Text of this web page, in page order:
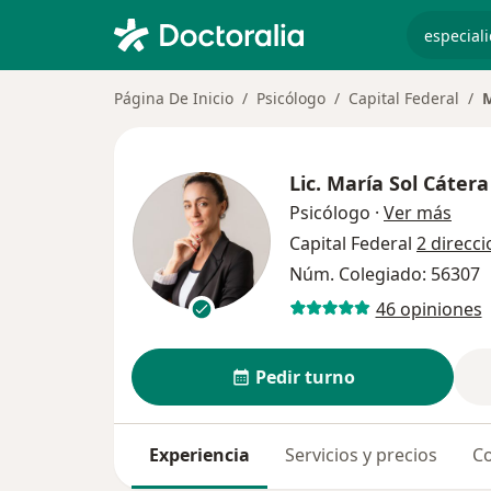
Página De Inicio Psicólogo Capital Federal
Lic. María Sol Cátera
Psicólogo · Ver más
Capital Federal 2
Núm. Colegiado: 56307
46 opiniones
Pedir turno
Experiencia Servicios y precios